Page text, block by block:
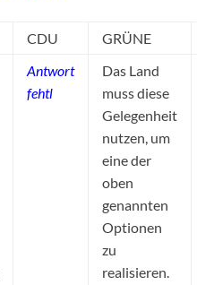
CDU
GRÜNE
Antwort
fehtl
Das Land
muss diese
Gelegenheit
nutzen, um
eine der
oben
genannten
Optionen
zu
realisieren.